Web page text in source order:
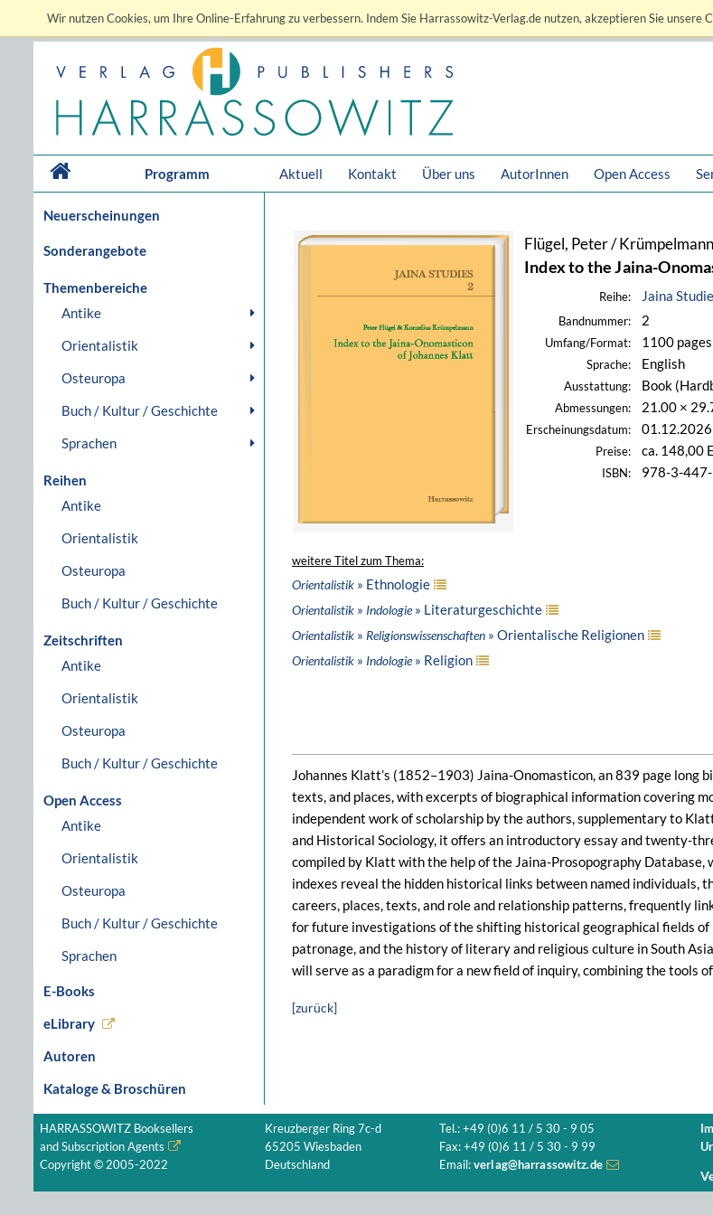
Wir nutzen Cookies, um Ihre Online-Erfahrung zu verbessern. Indem Sie Harrassowitz-Verlag.de nutzen, akzeptieren Sie unsere
Programm Aktuell Kontakt Über uns AutorInnen Open Access
Neuerscheinungen
Sonderangebote
Themenbereiche
Antike
Orientalistik
Osteuropa
Buch / Kultur / Geschichte
Sprachen
Reihen
Antike
Orientalistik
Osteuropa
Buch / Kultur / Geschichte
Zeitschriften
Antike
Orientalistik
Osteuropa
Buch / Kultur / Geschichte
Open Access
Antike
Orientalistik
Osteuropa
Buch / Kultur / Geschichte
Sprachen
E-Books
eLibrary
Autoren
Kataloge & Broschüren
Flügel, Peter /
Index to the Jaina-
Reihe: Jaina
Bandnummer: 2
Umfang/Format: 1100 pages
Sprache: English
Ausstattung: Book
Abmessungen: 21.00 ×
Erscheinungsdatum: 01.12.2026
Preise: ca. 148,00
ISBN: 978-3-
weitere Titel zum Thema:
Orientalistik » Ethnologie
Orientalistik » Indologie» Literaturgeschichte
Orientalistik » Religionswissenschaften » Orientalische Religionen
Orientalistik » Indologie» Religion
Johannes Klatt’s (1852–1903) Jaina-Onomasticon, an 839 page long
texts, and places, with excerpts of biographical information covering
independent work of scholarship by the authors, supplementary to
and Historical Sociology, it offers an introductory essay and twenty-
compiled by Klatt with the help of the Jaina-Prosopography
indexes reveal the hidden historical links between named
careers, places, texts, and role and relationship patterns, frequently
for future investigations of the shifting historical geographical fields
patronage, and the history of literary and religious culture in South
will serve as a paradigm for a new field of inquiry, combining the tools
[zurück]
HARRASSOWITZ Booksellers
and Subscription Agents
Copyright © 2005-2022
Kreuzberger Ring 7c-d
65205 Wiesbaden
Deutschland
Tel.: +49 (0)6 11 / 5 30 - 9 05
Fax: +49 (0)6 11 / 5 30 - 9 99
Email: verlag@harrassowitz.de